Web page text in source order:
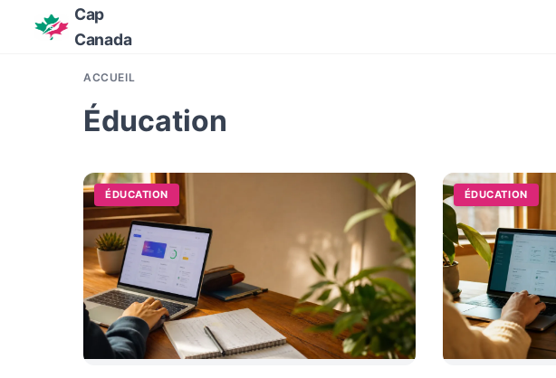
Cap
Canada
ACCUEIL
Éducation
ÉDUCATION ÉDUCATION